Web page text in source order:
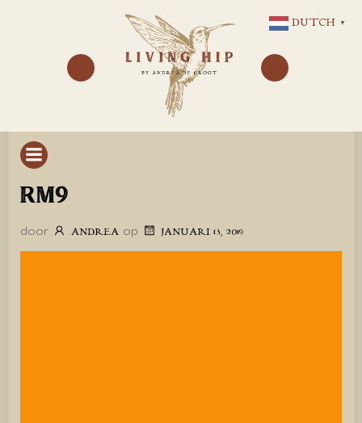
NAAR
DE
INHOUD
RM9
door ANDREA op JANUARI 13, 2019
DUTCH ▼